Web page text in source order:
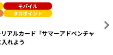
モバイル
タカポイント
アルカード「サマーアドベンチャ
れよう